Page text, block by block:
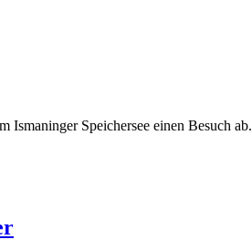
Ismaninger Speichersee einen Besuch ab.